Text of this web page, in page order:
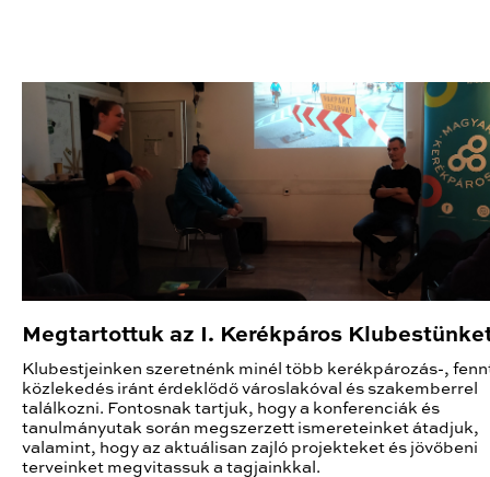
Megtartottuk az I. Kerékpáros
Klubestjeinken szeretnénk minél több kerékpározás-,
közlekedés iránt érdeklődő városlakóval és szakemberrel
találkozni. Fontosnak tartjuk, hogy a konferenciák és
tanulmányutak során megszerzett ismereteinket átadjuk,
valamint, hogy az aktuálisan zajló projekteket és jövőbeni
terveinket megvitassuk a tagjainkkal.